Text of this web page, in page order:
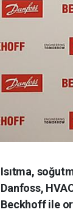
Isıtma,
Danfoss,
Beckhoff ile